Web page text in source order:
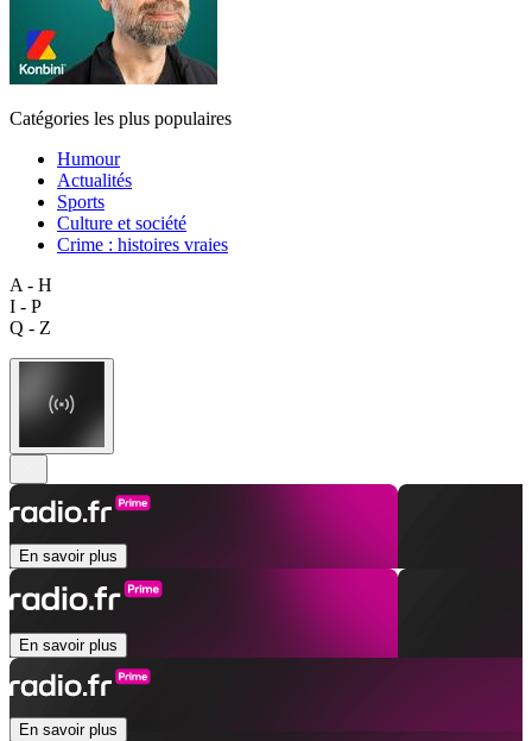
Catégories les plus populaires
Humour
Actualités
Sports
Culture et société
Crime : histoires vraies
A - H
I - P
Q - Z
En savoir plus
En savoir plus
En savoir plus